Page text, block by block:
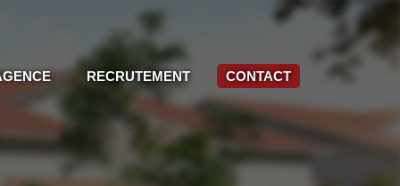
RECRUTEMENT CONTACT